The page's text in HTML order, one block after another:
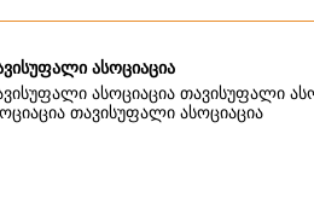
ასოციაცია
ასოციაცია თავისუფალი
თავისუფალი ასოციაცია